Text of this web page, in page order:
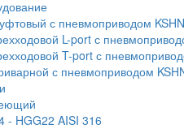
с пневмоприводом
L-port с
T-port с
с пневмоприводом
- HGG22 AISI 316